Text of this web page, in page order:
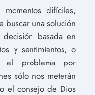
difíciles,
buscar una solución
basada en
y sentimientos, o
el problema por
sólo nos meterán
el consejo de Dios